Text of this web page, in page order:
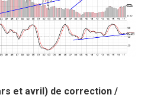
et avril) de correction /